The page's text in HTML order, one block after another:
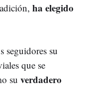
ha elegido
seguidores su
que se
su verdadero